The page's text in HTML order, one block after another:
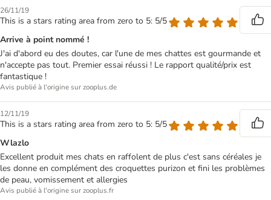
26/11/19
This is a stars rating area from zero to 5: 5/5
Arrive à point nommé !
J'ai d'abord eu des doutes, car l'une de mes chattes est gourmande et
n'accepte pas tout. Premier essai réussi ! Le rapport qualité/prix est
fantastique !
Avis publié à l'origine sur zooplus.de
12/11/19
This is a stars rating area from zero to 5: 5/5
Wlazlo
Excellent produit mes chats en raffolent de plus c'est sans céréales je
les donne en complément des croquettes purizon et fini les problèmes
de peau, vomissement et allergies
Avis publié à l'origine sur zooplus.fr